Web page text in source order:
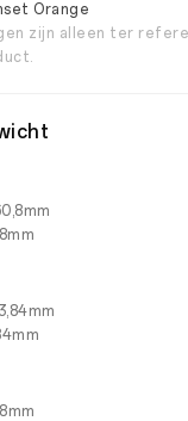
Orange
zijn alleen ter